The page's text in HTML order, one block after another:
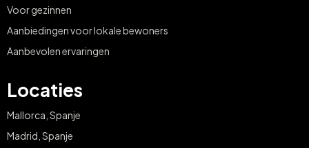
Voor gezinnen
Aanbiedingen voor lokale bewoners
Aanbevolen ervaringen
Locaties
Mallorca, Spanje
Madrid, Spanje